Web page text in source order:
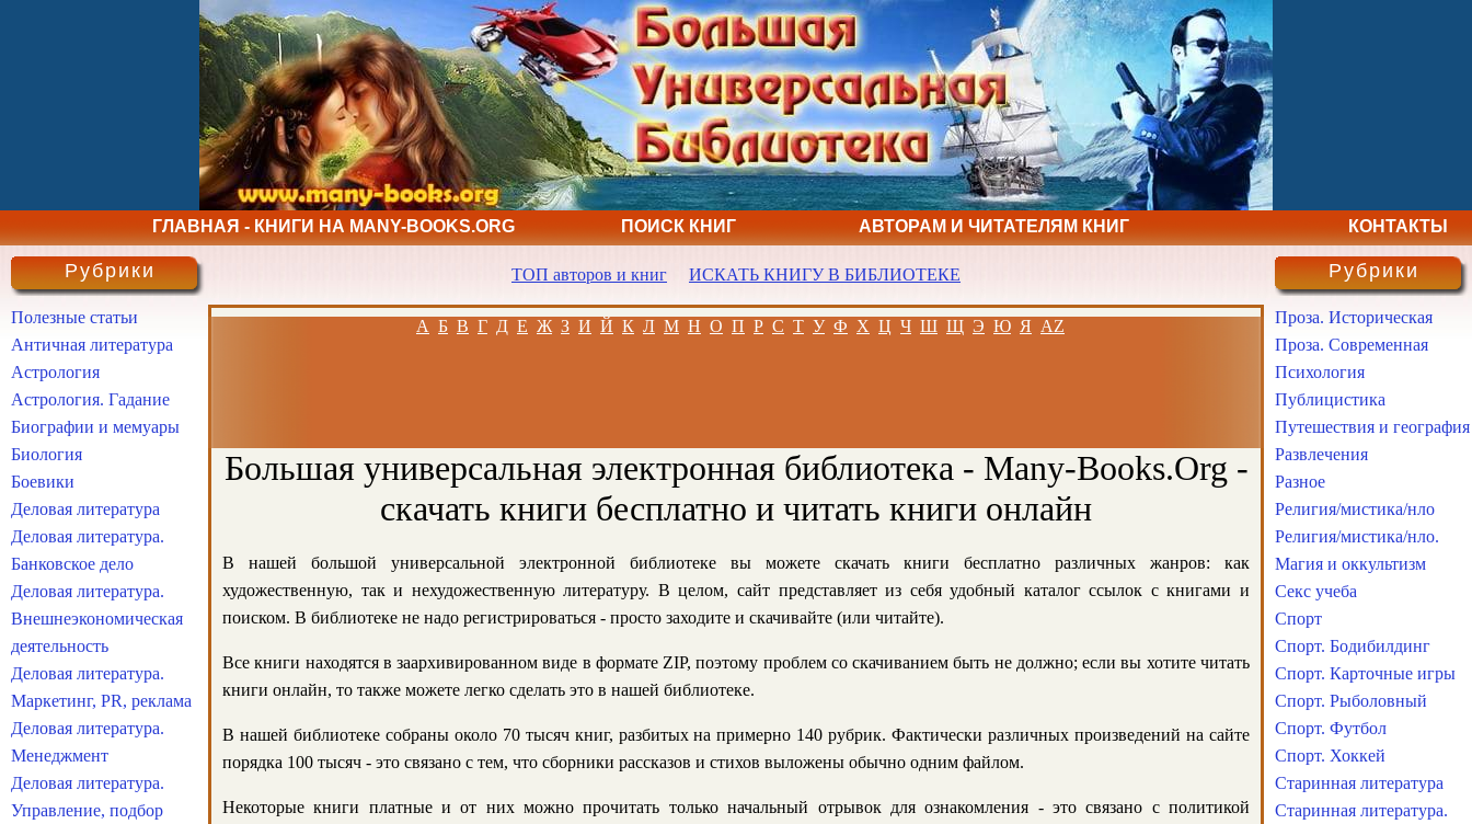
ГЛАВНАЯ - КНИГИ НА MANY-BOOKS.ORG ПОИСК КНИГ АВТОРАМ И ЧИТАТЕЛЯМ КНИГ КОНТАКТЫ
ТОП авторов и книг ИСКАТЬ КНИГУ В БИБЛИОТЕКЕ
А Б В Г Д Е Ж З И Й К Л М Н О П Р С Т У Ф Х Ц Ч Ш Щ Э Ю Я AZ
Большая универсальная электронная библиотека - Many-Books.Org -
скачать книги бесплатно и читать книги онлайн
В нашей большой универсальной электронной библиотеке вы можете скачать книги бесплатно различных жанров: как
художественную, так и нехудожественную литературу. В целом, сайт представляет из себя удобный каталог ссылок с книгами и
поиском. В библиотеке не надо регистрироваться - просто заходите и скачивайте (или читайте).
Все книги находятся в заархивированном виде в формате ZIP, поэтому проблем со скачиванием быть не должно; если вы хотите читать
книги онлайн, то также можете легко сделать это в нашей библиотеке.
В нашей библиотеке собраны около 70 тысяч книг, разбитых на примерно 140 рубрик. Фактически различных произведений на сайте
порядка 100 тысяч - это связано с тем, что сборники рассказов и стихов выложены обычно одним файлом.
Некоторые книги платные и от них можно прочитать только начальный отрывок для ознакомления - это связано с политикой
Рубрики
Полезные статьи
Античная литература
Астрология
Астрология. Гадание
Биографии и мемуары
Биология
Боевики
Деловая литература
Деловая литература.
Банковское дело
Деловая литература.
Внешнеэкономическая
деятельность
Деловая литература.
Маркетинг, PR, реклама
Деловая литература.
Менеджмент
Деловая литература.
Управление, подбор
Рубрики
Проза. Историческая
Проза. Современная
Психология
Публицистика
Путешествия и география
Развлечения
Разное
Религия/мистика/нло
Религия/мистика/нло.
Магия и оккультизм
Секс учеба
Спорт
Спорт. Бодибилдинг
Спорт. Карточные игры
Спорт. Рыболовный
Спорт. Футбол
Спорт. Хоккей
Старинная литература
Старинная литература.